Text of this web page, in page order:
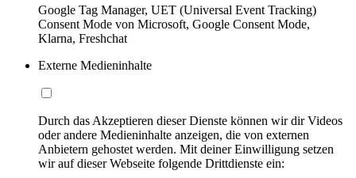
Google Tag Manager, UET (Universal Event Tracking)
Consent Mode von Microsoft, Google Consent Mode,
Klarna, Freshchat
Externe Medieninhalte
Durch das Akzeptieren dieser Dienste können wir dir Videos
oder andere Medieninhalte anzeigen, die von externen
Anbietern gehostet werden. Mit deiner Einwilligung setzen
wir auf dieser Webseite folgende Drittdienste ein: